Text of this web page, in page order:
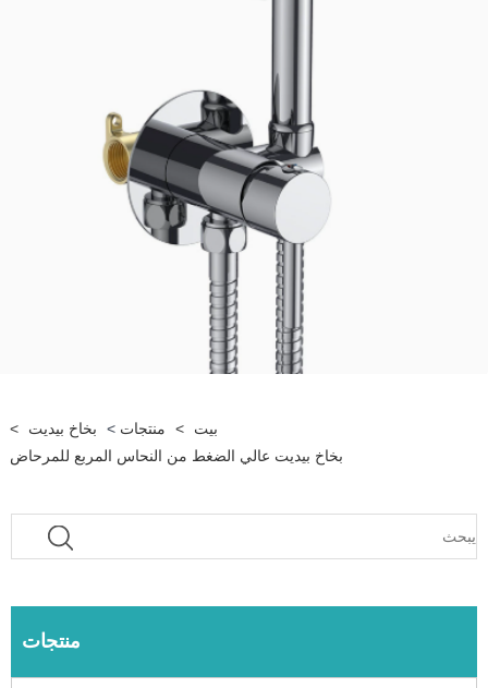
بيت > منتجات > بخاخ بيديت
>
بخاخ بيديت عالي الضغط من النحاس المربع للمرحاض
منتجات